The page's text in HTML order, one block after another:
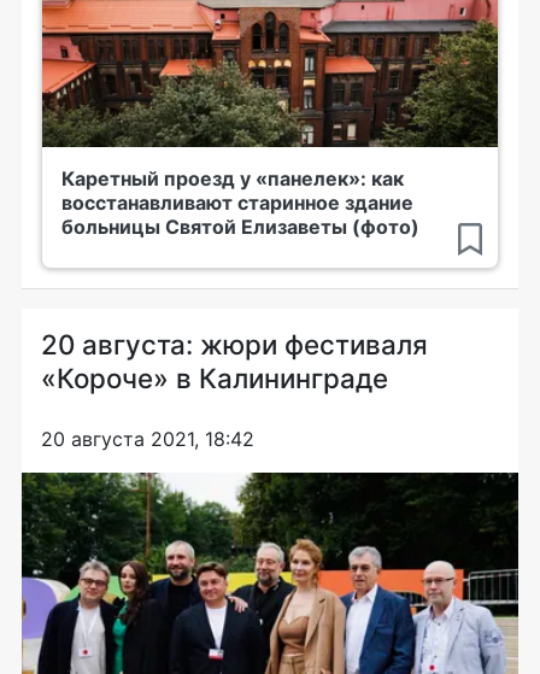
Каретный проезд у «панелек»: как
восстанавливают старинное здание
больницы Святой Елизаветы (фото)
20 августа: жюри фестиваля
«Короче» в Калининграде
20 августа 2021, 18:42